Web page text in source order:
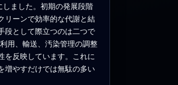
ました。初期の発展段階
リーンで効率的な代謝と結
段として際立つのは二つで
用、輸送、汚染管理の調整
を反映しています。これに
増やすだけでは無駄の多い